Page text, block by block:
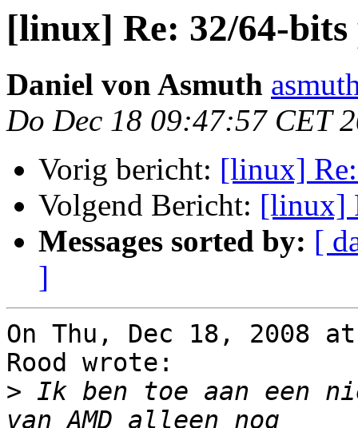
[linux] Re: 32/64-bits
Daniel von Asmuth
Do Dec 18 09:47:57 CET
Vorig bericht: [linux]
Volgend Bericht: [linux]
Messages sorted by: [
]
On Thu, Dec 18, 2008
Rood wrote:
> Ik ben toe aan een